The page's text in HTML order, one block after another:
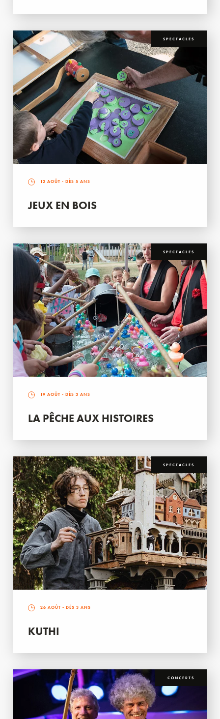
SPECTACLES
12 AOÛT - DÈS 5 ANS
JEUX EN BOIS
SPECTACLES
19 AOÛT - DÈS 3 ANS
LA PÊCHE AUX HISTOIRES
SPECTACLES
26 AOÛT - DÈS 3 ANS
KUTHI
CONCERTS